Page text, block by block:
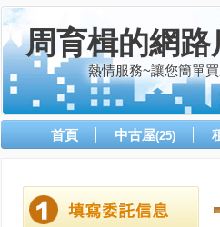
周育楫的網路
熱情服務~讓您簡單
首頁 中古屋(25)